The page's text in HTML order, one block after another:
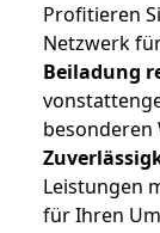
Profitieren
Netzwerk
Beiladung
besonderen
Leistungen
für Ihren